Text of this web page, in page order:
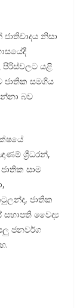
නිසා
පිරිස්වලට යළි
ජාතික සමගිය
බව
ශ්‍රීධරන්,
සාම
ජාතික
සභාපති වෛද්‍ය
ජනවර්ග